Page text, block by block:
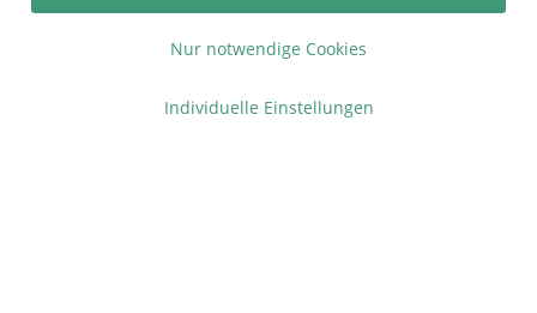
Shop Service
Nur notwendige Cookies
Individuelle Einstellungen